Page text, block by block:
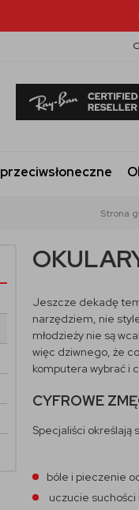
Strona
Jeszcze dekadę
narzędziem, nie
młodzieży nie są
więc dziwnego, że
komputera wybrać i
CYFROWE
Specjaliści określają
bóle i pieczenie
uczucie suchości